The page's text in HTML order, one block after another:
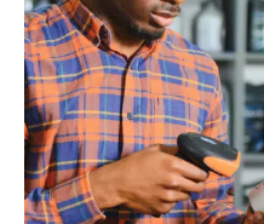
UPC,
EAN
o
ISBN
en
FooSales